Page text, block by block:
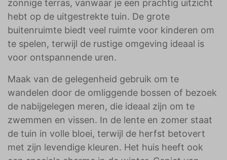
zonnige terras, vanwaar je een prachtig uitzicht
hebt op de uitgestrekte tuin. De grote
buitenruimte biedt veel ruimte voor kinderen om
te spelen, terwijl de rustige omgeving ideaal is
voor ontspannende uren.
Maak van de gelegenheid gebruik om te
wandelen door de omliggende bossen of bezoek
de nabijgelegen meren, die ideaal zijn om te
zwemmen en vissen. In de lente en zomer staat
de tuin in volle bloei, terwijl de herfst betovert
met zijn levendige kleuren. Het huis heeft ook